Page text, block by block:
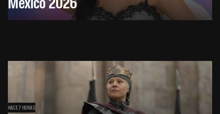
HACE 7 HORAS